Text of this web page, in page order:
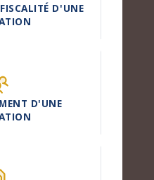
D'UNE
D'UNE